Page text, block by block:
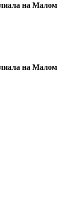
на Малом
на Малом